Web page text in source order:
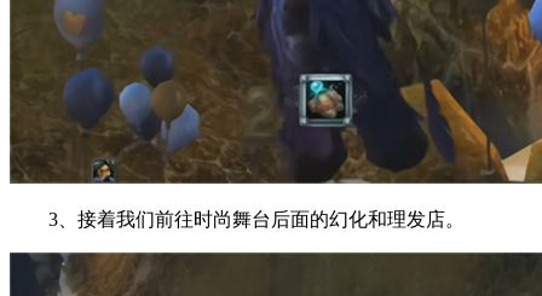
3、接着我们前往时尚舞台后面的幻化和理发店。